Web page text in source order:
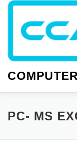
Zum
springen
NEWS PC-
PC- MS